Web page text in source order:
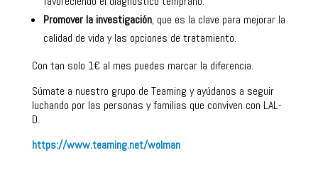
Promover la investigación, que es la clave para mejorar la
calidad de vida y las opciones de tratamiento.
Con tan solo 1€ al mes puedes marcar la diferencia.
Súmate a nuestro grupo de Teaming y ayúdanos a seguir
luchando por las personas y familias que conviven con LAL-
D.
https://www.teaming.net/wolman